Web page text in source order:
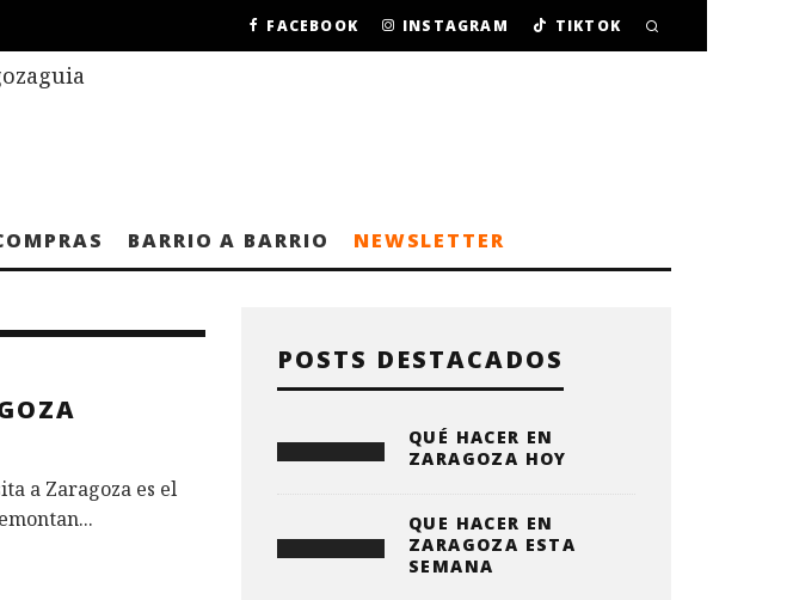
FACEBOOK INSTAGRAM TIKTOK
BARRIO A BARRIO NEWSLETTER
a Zaragoza es el
...
POSTS DESTACADOS
QUÉ HACER EN
ZARAGOZA HOY
QUE HACER EN
ZARAGOZA ESTA
SEMANA